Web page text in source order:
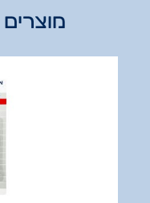
מוצרים